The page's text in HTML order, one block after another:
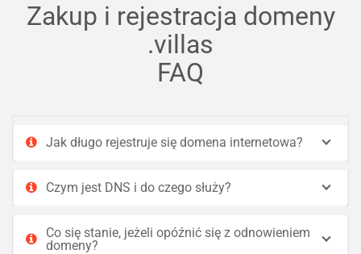
Zakup i rejestracja domeny
.villas
FAQ
Jak długo rejestruje się domena internetowa?
Czym jest DNS i do czego służy?
Co się stanie, jeżeli opóźnić się z odnowieniem
domeny?